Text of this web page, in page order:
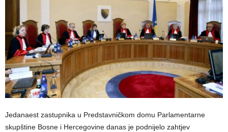
Jedanaest zastupnika u Predstavničkom domu Parlamentarne
skupštine Bosne i Hercegovine danas je podnijelo zahtjev